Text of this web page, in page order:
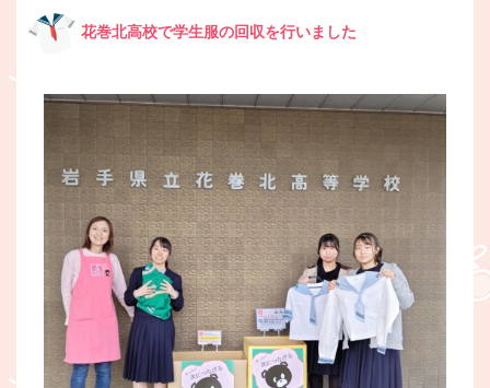
花巻北高校で学生服の回収を行いました